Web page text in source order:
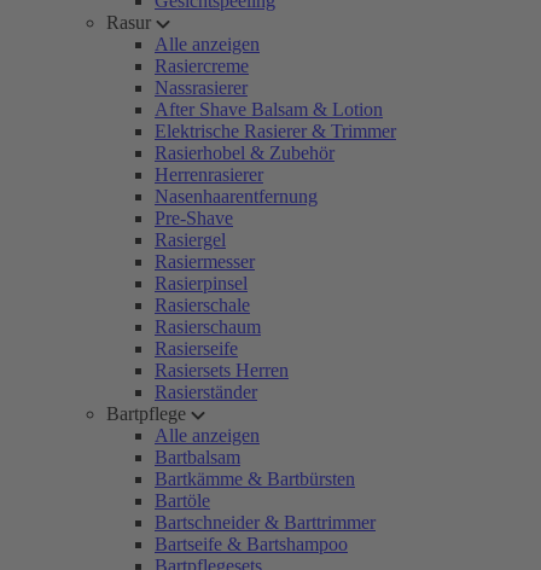
Rasur
Alle anzeigen
Rasiercreme
Nassrasierer
After Shave Balsam & Lotion
Elektrische Rasierer & Trimmer
Rasierhobel & Zubehör
Herrenrasierer
Nasenhaarentfernung
Pre-Shave
Rasiergel
Rasiermesser
Rasierpinsel
Rasierschale
Rasierschaum
Rasierseife
Rasiersets Herren
Rasierständer
Bartpflege
Alle anzeigen
Bartbalsam
Bartkämme & Bartbürsten
Bartöle
Bartschneider & Barttrimmer
Bartseife & Bartshampoo
Bartpflegesets